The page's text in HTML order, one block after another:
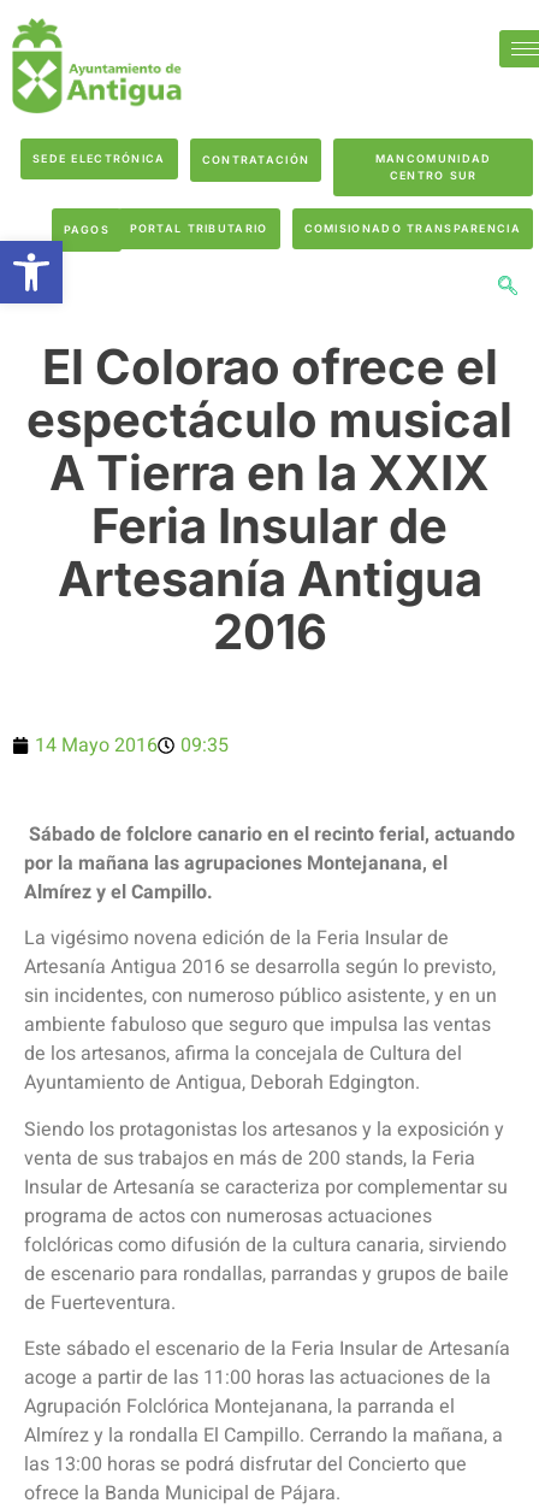
SEDE ELECTRÓNICA CONTRATACIÓN
MANCOMUNIDAD
CENTRO SUR
PAGOS PORTAL TRIBUTARIO COMISIONADO TRANSPARENCIA
El Colorao ofrece el
espectáculo musical
A Tierra en la XXIX
Feria Insular de
Artesanía Antigua
2016
14 Mayo 2016 09:35
Sábado de folclore canario en el recinto ferial, actuando
por la mañana las agrupaciones Montejanana, el
Almírez y el Campillo.
La vigésimo novena edición de la Feria Insular de
Artesanía Antigua 2016 se desarrolla según lo previsto,
sin incidentes, con numeroso público asistente, y en un
ambiente fabuloso que seguro que impulsa las ventas
de los artesanos, afirma la concejala de Cultura del
Ayuntamiento de Antigua, Deborah Edgington.
Siendo los protagonistas los artesanos y la exposición y
venta de sus trabajos en más de 200 stands, la Feria
Insular de Artesanía se caracteriza por complementar su
programa de actos con numerosas actuaciones
folclóricas como difusión de la cultura canaria, sirviendo
de escenario para rondallas, parrandas y grupos de baile
de Fuerteventura.
Este sábado el escenario de la Feria Insular de Artesanía
acoge a partir de las 11:00 horas las actuaciones de la
Agrupación Folclórica Montejanana, la parranda el
Almírez y la rondalla El Campillo. Cerrando la mañana, a
las 13:00 horas se podrá disfrutar del Concierto que
ofrece la Banda Municipal de Pájara.
Abrir barra de herramientas